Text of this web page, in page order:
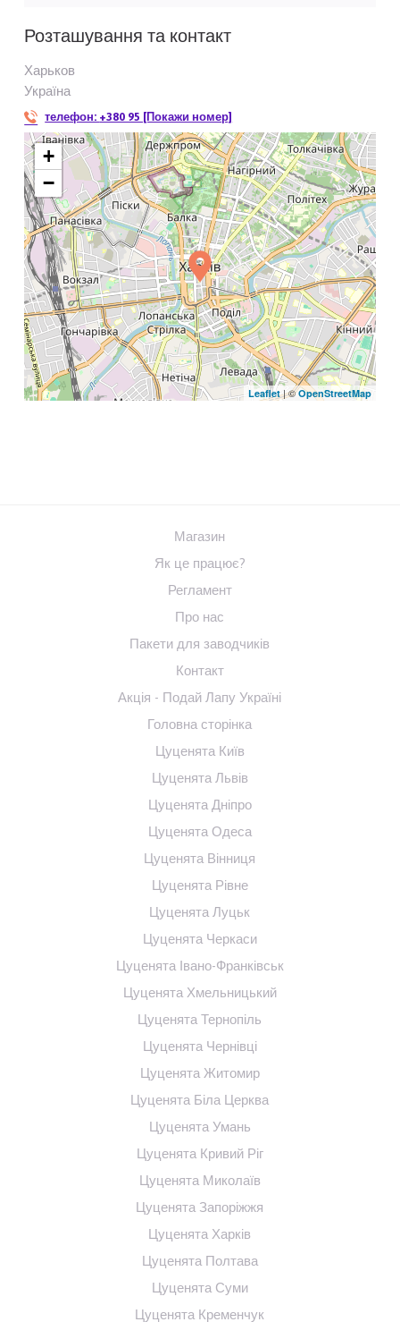
Розташування та контакт
Харьков
Україна
телефон: +380 95 [Покажи номер]
+
−
Leaflet| ©OpenStreetMap
Магазин
Як це працює?
Регламент
Про нас
Пакети для заводчиків
Контакт
Акція - Подай Лапу Україні
Головна сторінка
Цуценята Київ
Цуценята Львів
Цуценята Дніпро
Цуценята Одеса
Цуценята Вінниця
Цуценята Рівне
Цуценята Луцьк
Цуценята Черкаси
Цуценята Івано-Франківськ
Цуценята Хмельницький
Цуценята Тернопіль
Цуценята Чернівці
Цуценята Житомир
Цуценята Біла Церква
Цуценята Умань
Цуценята Кривий Ріг
Цуценята Миколаїв
Цуценята Запоріжжя
Цуценята Харків
Цуценята Полтава
Цуценята Суми
Цуценята Кременчук